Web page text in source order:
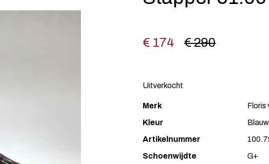
€ 290
€ 174
Uitverkocht
Merk
Floris
Kleur
Artikelnummer
Schoenwijdte
G+